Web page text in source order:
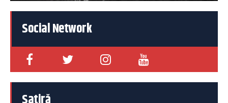
Social Network